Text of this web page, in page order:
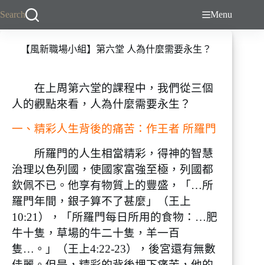
Search Menu
【風新職場小組】第六堂 人為什麼需要永生？
在上周第六堂的課程中，我們從三個
人的觀點來看，人為什麼需要永生？
一、精彩人生背後的痛苦：作王者 所羅門
所羅門的人生相當精彩，得神的智慧
治理以色列國，使國家富強至極，列國都
欽佩不已。他享有物質上的豐盛，「…所
羅門年間，銀子算不了甚麼」（王上
10:21），「所羅門每日所用的食物：…肥
牛十隻，草場的牛二十隻，羊一百
隻…。」（王上4:22-23），後宮還有無數